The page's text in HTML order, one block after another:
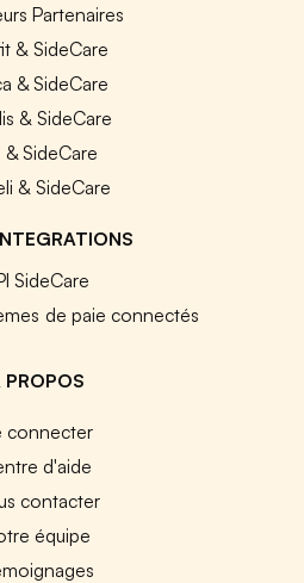
Partenaires
& SideCare
& SideCare
& SideCare
& SideCare
& SideCare
SideCare
de paie connectés
PROPOS
connecter
d'aide
contacter
équipe